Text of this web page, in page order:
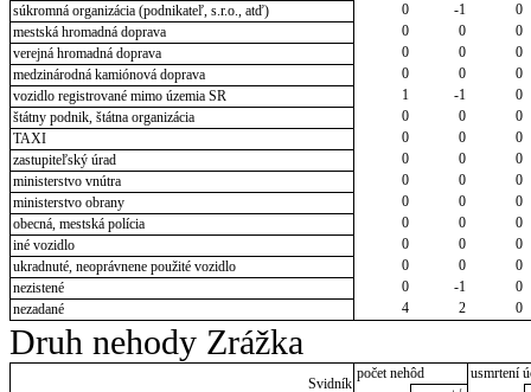
súkromná organizácia (podnikateľ, s.r.o., atď)
0 -1
0
mestská hromadná doprava
0 0
0
verejná hromadná doprava
0 0
0
medzinárodná kamiónová doprava
0 0
0
vozidlo registrované mimo územia SR
1 -1
0
štátny podnik, štátna organizácia
0 0
0
TAXI
0 0
0
zastupiteľský úrad
0 0
0
ministerstvo vnútra
0 0
0
ministerstvo obrany
0 0
0
obecná, mestská polícia
0 0
0
iné vozidlo
0 0
0
ukradnuté, neoprávnene použité vozidlo
0 0
0
nezistené
0 -1
0
nezadané
4 2 0
Druh nehody Zrážka
Svidník
počet nehôd
usmrtení